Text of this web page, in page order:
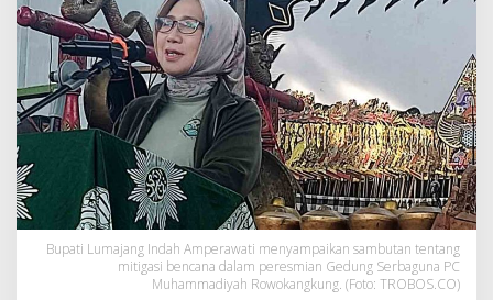
u
n
g
M
u
h
a
m
m
a
d
i
y
a
h
Bupati Lumajang Indah Amperawati menyampaikan sambutan tentang
mitigasi bencana dalam peresmian Gedung Serbaguna PC
Muhammadiyah Rowokangkung. (Foto: TROBOS.CO)